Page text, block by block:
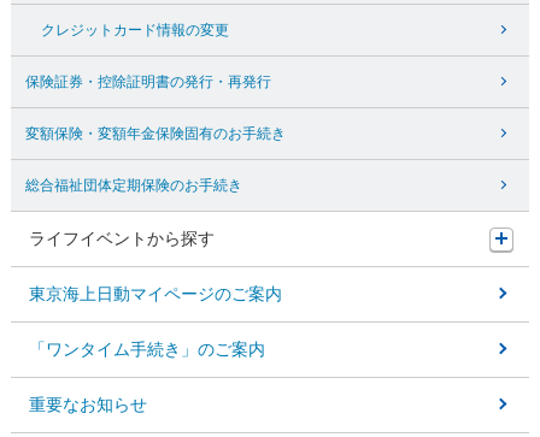
クレジットカード情報の変更
保険証券・控除証明書の発行・再発行
変額保険・変額年金保険固有のお手続き
総合福祉団体定期保険のお手続き
ライフイベントから探す
東京海上日動マイページのご案内
「ワンタイム手続き」のご案内
重要なお知らせ